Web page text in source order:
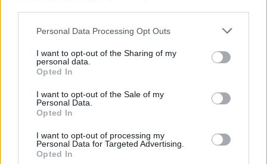
Please note that this website/app uses one or more Google
not limited to your visit or usage behaviour. You may click to
grant or deny consent to Google and its third-party tags to
use your data for below specified purposes in below Google
consent section.
Personal Data Processing Opt Outs
I want to opt-out of the Sharing of my
personal data.
Opted In
I want to opt-out of the Sale of my
Personal Data.
Opted In
I want to opt-out of processing my
Personal Data for Targeted Advertising.
Opted In
míg F1-es időszakában a Marussia 2015-ös utolsó
szezonjában a csapat pénzügyi és teljesítménybeli
gondjai miatt pont nélkül maradt.
cal a gyári BMW Hypercar-programban teljesíti
második WEC-szezonját. A McLarennél, a
Renault-nál és a Haasnál versenyzett az F1-ben,
legjobb eredménye második hely volt.